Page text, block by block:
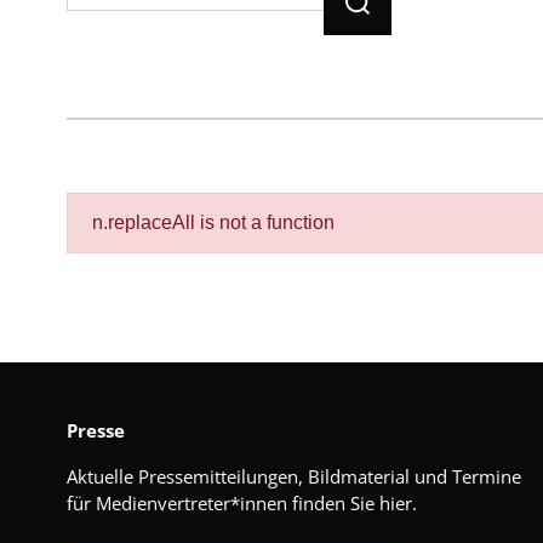
n.replaceAll is not a function
Presse
Aktuelle Pressemitteilungen, Bildmaterial und Termine
für Medienvertreter*innen finden Sie hier.